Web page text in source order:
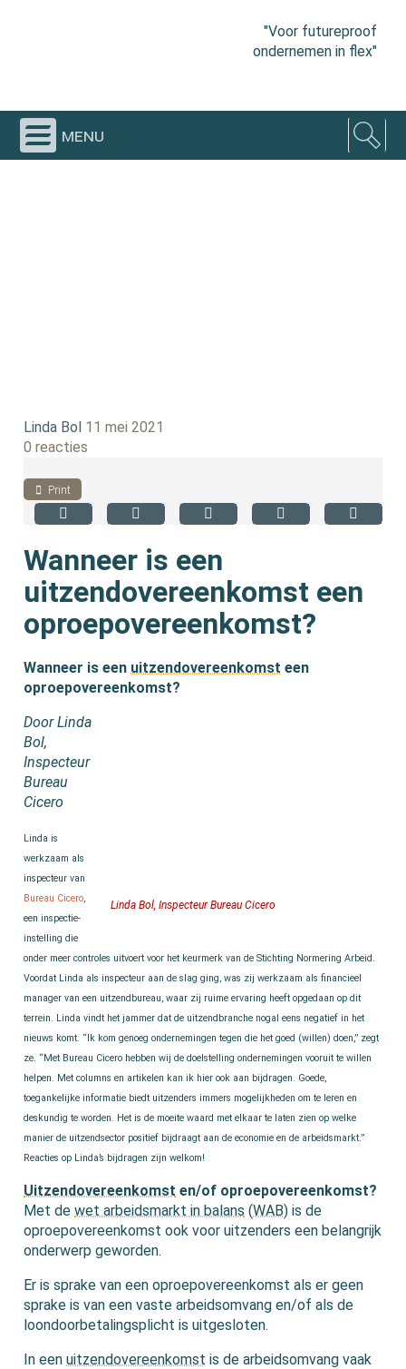
"Voor futureproof
ondernemen in flex"
menu
Linda Bol 11 mei 2021
0 reacties
Print
Wanneer is een
uitzendovereenkomst een
oproepovereenkomst?
Wanneer is een uitzendovereenkomst een
oproepovereenkomst?
Linda Bol, Inspecteur Bureau Cicero
Door Linda
Bol,
Inspecteur
Bureau
Cicero
Linda is
werkzaam als
inspecteur van
Bureau Cicero,
een inspectie-
instelling die
onder meer controles uitvoert voor het keurmerk van de Stichting Normering Arbeid.
Voordat Linda als inspecteur aan de slag ging, was zij werkzaam als financieel
manager van een uitzendbureau, waar zij ruime ervaring heeft opgedaan op dit
terrein. Linda vindt het jammer dat de uitzendbranche nogal eens negatief in het
nieuws komt. “Ik kom genoeg ondernemingen tegen die het goed (willen) doen,” zegt
ze. “Met Bureau Cicero hebben wij de doelstelling ondernemingen vooruit te willen
helpen. Met columns en artikelen kan ik hier ook aan bijdragen. Goede,
toegankelijke informatie biedt uitzenders immers mogelijkheden om te leren en
deskundig te worden. Het is de moeite waard met elkaar te laten zien op welke
manier de uitzendsector positief bijdraagt aan de economie en de arbeidsmarkt.”
Reacties op Linda’s bijdragen zijn welkom!
Uitzendovereenkomst en/of oproepovereenkomst?
Met dewet arbeidsmarkt in balans (WAB) is de
oproepovereenkomst ook voor uitzenders een belangrijk
onderwerp geworden.
Er is sprake van een oproepovereenkomst als er geen
sprake is van een vaste arbeidsomvang en/of als de
loondoorbetalingsplicht is uitgesloten.
In eenuitzendovereenkomst is de arbeidsomvang vaak